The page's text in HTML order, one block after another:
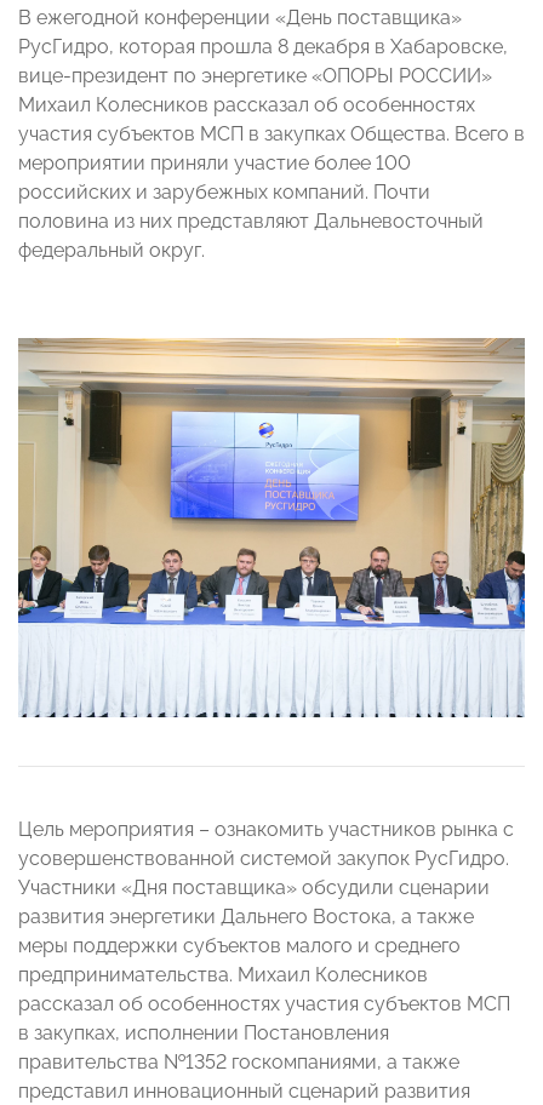
В ежегодной конференции «День поставщика»
РусГидро, которая прошла 8 декабря в Хабаровске,
вице-президент по энергетике «ОПОРЫ РОССИИ»
Михаил Колесников рассказал об особенностях
участия субъектов МСП в закупках Общества. Всего в
мероприятии приняли участие более 100
российских и зарубежных компаний. Почти
половина из них представляют Дальневосточный
федеральный округ.
Цель мероприятия – ознакомить участников рынка с
усовершенствованной системой закупок РусГидро.
Участники «Дня поставщика» обсудили сценарии
развития энергетики Дальнего Востока, а также
меры поддержки субъектов малого и среднего
предпринимательства. Михаил Колесников
рассказал об особенностях участия субъектов МСП
в закупках, исполнении Постановления
правительства №1352 госкомпаниями, а также
представил инновационный сценарий развития